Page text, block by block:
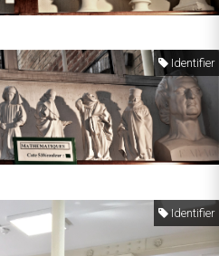
Identifier
Identifier